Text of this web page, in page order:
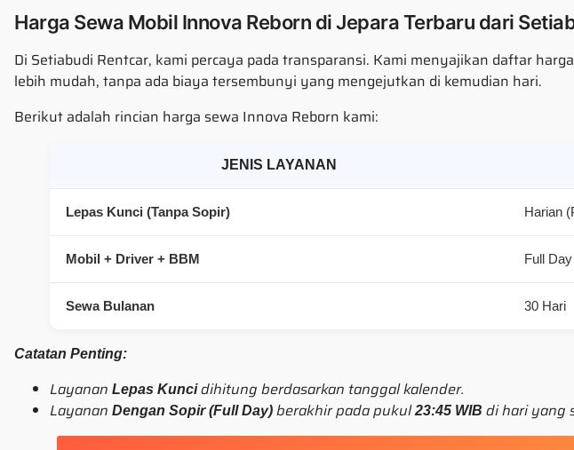
Harga Sewa Mobil Innova Reborn di Jepara Terbaru dari
Di Setiabudi Rentcar, kami percaya pada transparansi. Kami menyajikan daftar
lebih mudah, tanpa ada biaya tersembunyi yang mengejutkan di kemudian hari.
Berikut adalah rincian harga sewa Innova Reborn kami:
JENIS LAYANAN
Lepas Kunci (Tanpa Sopir) Harian
Mobil + Driver + BBM Full
Sewa Bulanan 30 Hari
Catatan Penting:
Layanan Lepas Kuncidihitung berdasarkan tanggal kalender.
Layanan Dengan Sopir (Full Day) berakhir pada pukul23:45 WIB di hari yang